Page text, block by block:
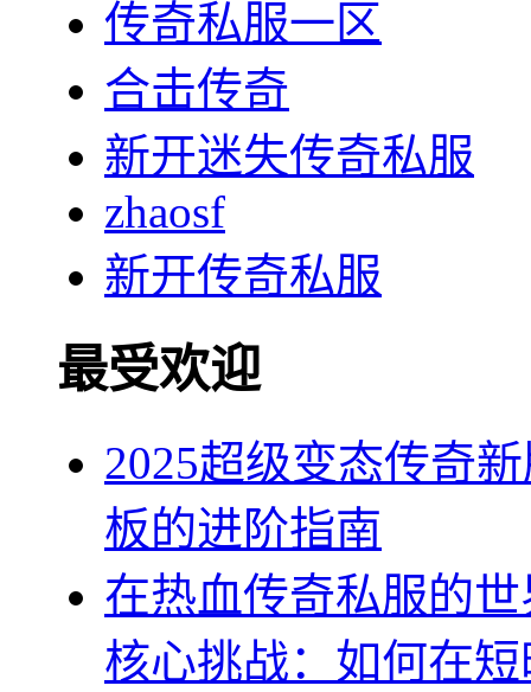
传奇私服一区
合击传奇
新开迷失传奇私服
zhaosf
新开传奇私服
最受欢迎
2025超级变态传奇
板的进阶指南
在热血传奇私服的
核心挑战：如何在